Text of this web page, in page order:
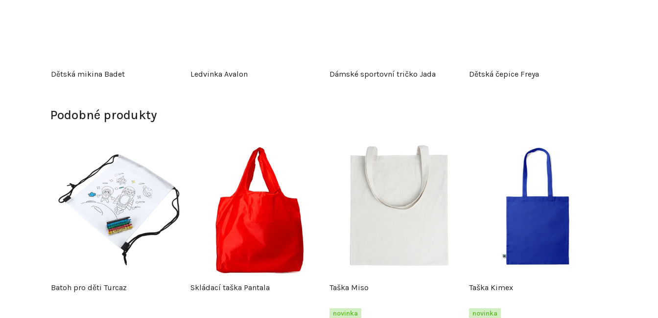
Dětská mikina Badet Ledvinka Avalon Dámské sportovní tričko Jada Dětská čepice Freya
Podobné produkty
Batoh pro děti Turcaz Skládací taška Pantala Taška Miso Taška Kimex
novinka novinka